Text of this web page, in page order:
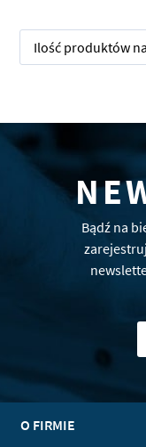
Ilość produktów
Bądź na
O FIRMIE